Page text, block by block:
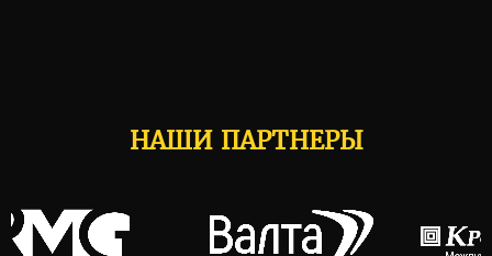
НАШИ ПАРТНЕРЫ